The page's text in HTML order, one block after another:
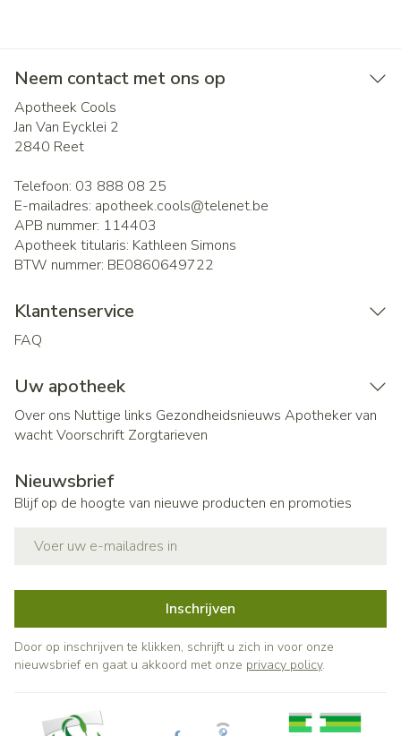
Neem contact met ons op
Apotheek Cools
Jan Van Eycklei 2
2840 Reet
Telefoon: 03 888 08 25
E-mailadres: apotheek.cools@telenet.be
APB nummer: 114403
Apotheek titularis: Kathleen Simons
BTW nummer: BE0860649722
Klantenservice
FAQ
Uw apotheek
Over ons Nuttige links Gezondheidsnieuws Apotheker van
wachtVoorschrift Zorgtarieven
Nieuwsbrief
Blijf op de hoogte van nieuwe producten en promoties
Inschrijven
Door op inschrijven te klikken, schrijft u zich in voor onze
nieuwsbrief en gaat u akkoord met onze privacy policy.